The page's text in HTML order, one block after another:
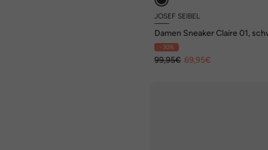
JOSEF SEIBEL
Damen Sneaker Claire 01,
- 30%
99,95€ 69,95€